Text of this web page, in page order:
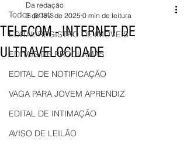
Todos posts
EDITAL REGISTRO DE IMÓVEIS
EDITAIS DE PROCLAMAS
EDITAL DE NOTIFICAÇÃO
VAGA PARA JOVEM APRENDIZ
EDITAL DE INTIMAÇÃO
AVISO DE LEILÃO
TELECOM - INTERNET DE
ULTRAVELOCIDADE
Da redação
3 de fev. de 2025 0 min de leitura